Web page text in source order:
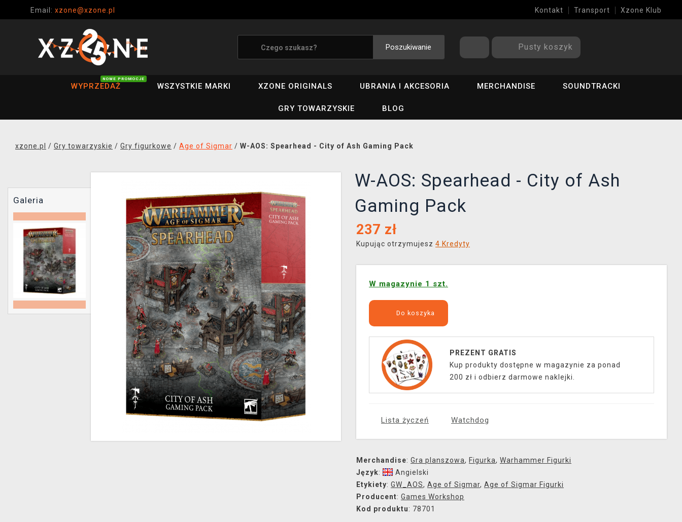
Email: xzone@xzone.pl Kontakt Transport Xzone Klub
Poszukiwanie Pusty koszyk
WYPRZEDAŻ
NOWE PROMOCJE
WSZYSTKIE MARKI XZONE ORIGINALS UBRANIA I AKCESORIA MERCHANDISE SOUNDTRACKI
GRY TOWARZYSKIE BLOG
xzone.pl / Gry towarzyskie / Gry figurkowe / Age of Sigmar / W-AOS: Spearhead - City of Ash Gaming Pack
Galeria
W-AOS: Spearhead - City of Ash
Gaming Pack
237 zł
Kupując otrzymujesz 4 Kredyty
W magazynie 1 szt.
Do koszyka
PREZENT GRATIS
Kup produkty dostępne w magazynie za ponad
200 zł i odbierz darmowe naklejki.
Lista życzeń Watchdog
Merchandise: Gra planszowa, Figurka, Warhammer Figurki
Język:
Angielski
Etykiety: GW_AOS, Age of Sigmar, Age of Sigmar Figurki
Producent: Games Workshop
Kod produktu: 78701